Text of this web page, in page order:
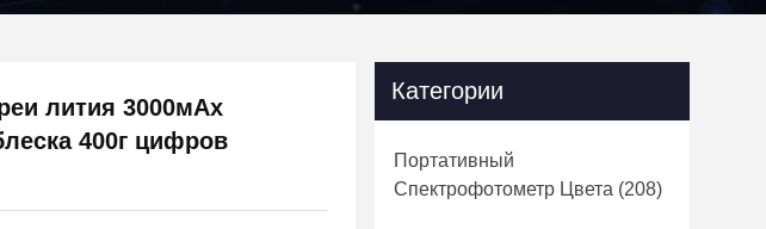
лития 3000мАх
400г цифров
Категории
Портативный
Спектрофотометр Цвета (208)